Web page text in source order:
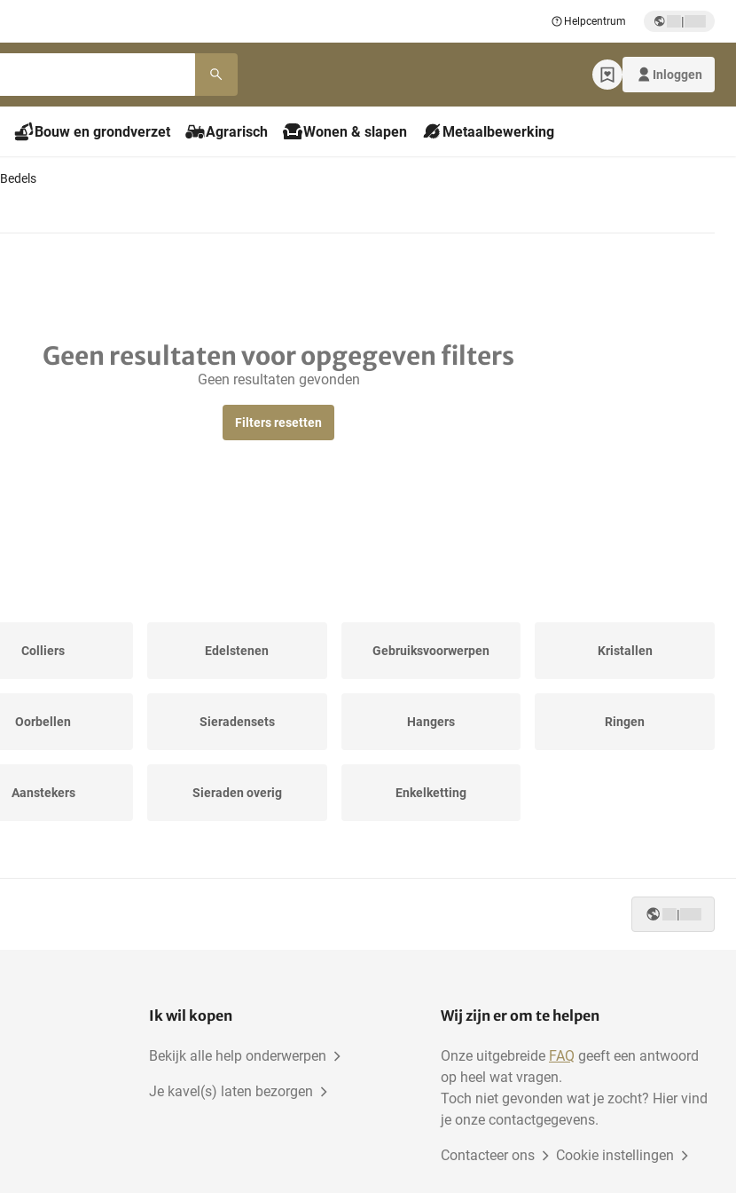
Helpcentrum |
Inloggen
Bouw en grondverzet Agrarisch Wonen & slapen Metaalbewerking
Bedels
Geen resultaten voor opgegeven filters
Geen resultaten gevonden
Filters resetten
Colliers Edelstenen Gebruiksvoorwerpen Kristallen
Oorbellen Sieradensets Hangers Ringen
Aanstekers Sieraden overig Enkelketting
|
Ik wil kopen
Bekijk alle help onderwerpen
Je kavel(s) laten bezorgen
Wij zijn er om te helpen
Onze uitgebreide FAQ geeft een antwoord
op heel wat vragen.
Toch niet gevonden wat je zocht? Hier vind
je onze contactgegevens.
Contacteer ons Cookie instellingen